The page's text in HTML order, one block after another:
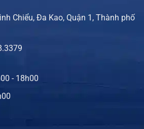
Chiểu, Đa Kao, Quận 1, Thành phố
- 18h00